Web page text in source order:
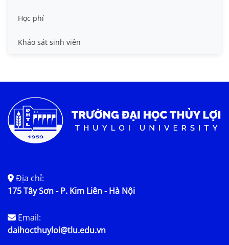
HB khuyến khích học tập
HB Lê Văn Kiểm và gia đình
Học phí
Khảo sát sinh viên
Địa chỉ:
175 Tây Sơn - P. Kim Liên - Hà Nội
Email:
daihocthuyloi@tlu.edu.vn